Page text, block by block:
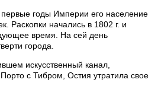
годы Империи его население
Раскопки начались в 1802 г. и
время. На сей день
города.
искусственный канал,
с Тибром, Остия утратила свое